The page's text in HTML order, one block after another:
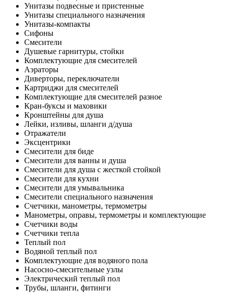
Унитазы подвесные и пристенные
Унитазы специального назначения
Унитазы-компакты
Сифоны
Смесители
Душевые гарнитуры, стойки
Комплектующие для смесителей
Аэраторы
Диверторы, переключатели
Картриджи для смесителей
Комплектующие для смесителей разное
Кран-буксы и маховики
Кронштейны для душа
Лейки, изливы, шланги д/душа
Отражатели
Эксцентрики
Смесители для биде
Смесители для ванны и душа
Смесители для душа с жесткой стойкой
Смесители для кухни
Смесители для умывальника
Смесители специального назначения
Счетчики, манометры, термометры
Манометры, оправы, термометры и комплектующие
Счетчики воды
Счетчики тепла
Теплый пол
Водяной теплый пол
Комплектующие для водяного пола
Насосно-смесительные узлы
Электрический теплый пол
Трубы, шланги, фитинги